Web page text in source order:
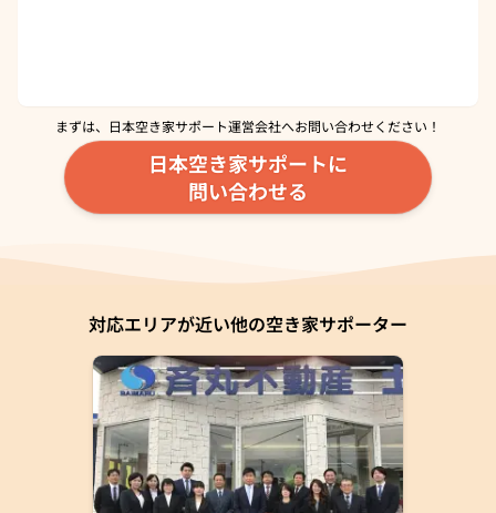
まずは、日本空き家サポート運営会社へお問い合わせください！
日本空き家サポートに
問い合わせる
対応エリアが近い他の空き家サポーター